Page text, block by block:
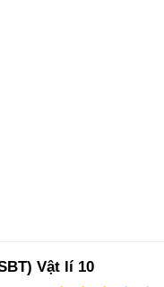
Vật lí 10